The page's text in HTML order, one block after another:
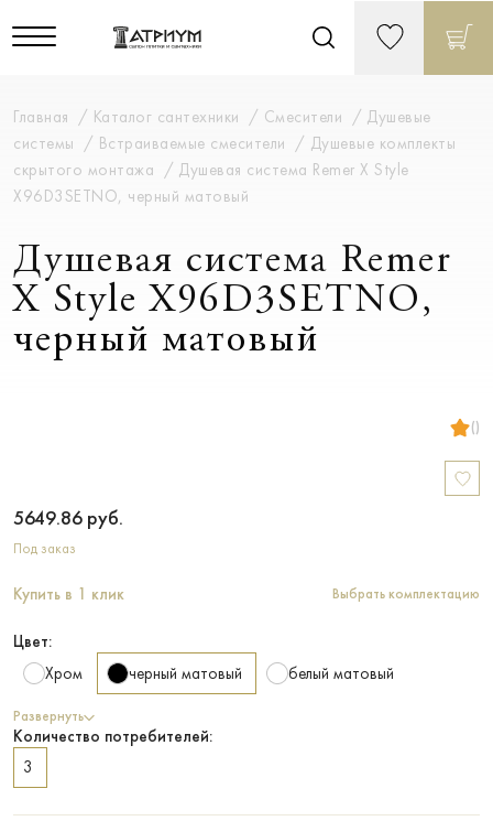
Главная Каталог сантехники Смесители
Душевые
системы
Встраиваемые смесители
Душевые комплекты
скрытого монтажа
Душевая система Remer X Style
X96D3SETNO, черный матовый
Душевая система Remer
X Style X96D3SETNO,
черный матовый
()
5649.86 руб.
Под заказ
Купить в 1 клик Выбрать комплектацию
Цвет:
Хром
черный матовый белый матовый
Развернуть
Количество потребителей:
3